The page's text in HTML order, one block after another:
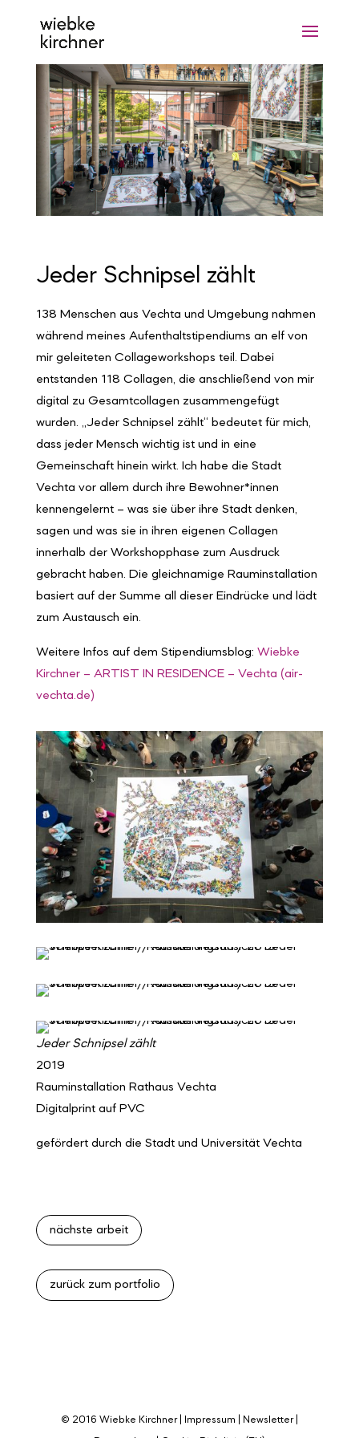
Jeder Schnipsel zählt
138 Menschen aus Vechta und Umgebung nahmen
während meines Aufenthaltstipendiums an elf von
mir geleiteten Collageworkshops teil. Dabei
entstanden 118 Collagen, die anschließend von mir
digital zu Gesamtcollagen zusammengefügt
wurden. „Jeder Schnipsel zählt“ bedeutet für mich,
dass jeder Mensch wichtig ist und in eine
Gemeinschaft hinein wirkt. Ich habe die Stadt
Vechta vor allem durch ihre Bewohner*innen
kennengelernt – was sie über ihre Stadt denken,
sagen und was sie in ihren eigenen Collagen
innerhalb der Workshopphase zum Ausdruck
gebracht haben. Die gleichnamige Rauminstallation
basiert auf der Summe all dieser Eindrücke und lädt
zum Austausch ein.
Weitere Infos auf dem Stipendiumsblog: Wiebke
Kirchner – ARTIST IN RESIDENCE – Vechta (air-
vechta.de)
Jeder Schnipsel zählt
2019
Rauminstallation Rathaus Vechta
Digitalprint auf PVC
gefördert durch die Stadt und Universität Vechta
nächste arbeit
zurück zum portfolio
© 2016 Wiebke Kirchner | Impressum Newsletter|